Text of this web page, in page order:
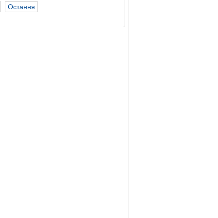
Остання